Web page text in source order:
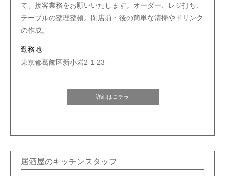
て、接客業務をお願いいたします。オーダー、レジ打ち、
テーブルの整理整頓。閉店前・後の簡単な清掃やドリンク
の作成。
勤務地
東京都葛飾区新小岩2-1-23
詳細はコチラ
居酒屋のキッチンスタッフ